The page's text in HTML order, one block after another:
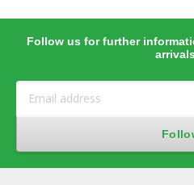
Follow us for further
arrivals